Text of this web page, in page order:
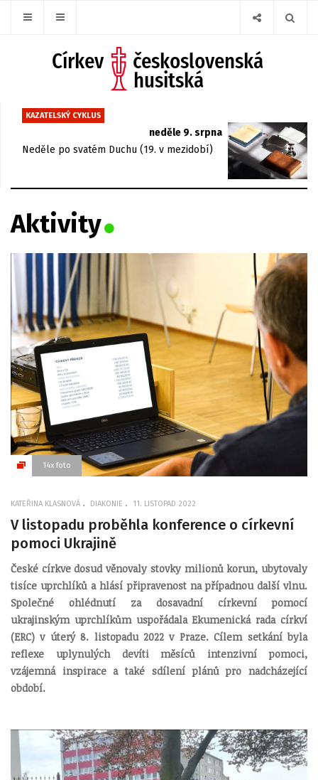
KAZATELSKÝ CYKLUS
neděle 9. srpna
Neděle po svatém Duchu (19. v mezidobí)
Aktivity
14x foto
KATEŘINA KLASNOVÁ DIAKONIE 11. LISTOPAD 2022
V listopadu proběhla konference o církevní
pomoci Ukrajině
České církve dosud věnovaly stovky milionů korun, ubytovaly
tisíce uprchlíků a hlásí připravenost na případnou další vlnu.
Společné ohlédnutí za dosavadní církevní pomocí
ukrajinským uprchlíkům uspořádala Ekumenická rada církví
(ERC) v úterý 8. listopadu 2022 v Praze. Cílem setkání byla
reflexe uplynulých devíti měsíců intenzivní pomoci,
vzájemná inspirace a také sdílení plánů pro nadcházející
období.